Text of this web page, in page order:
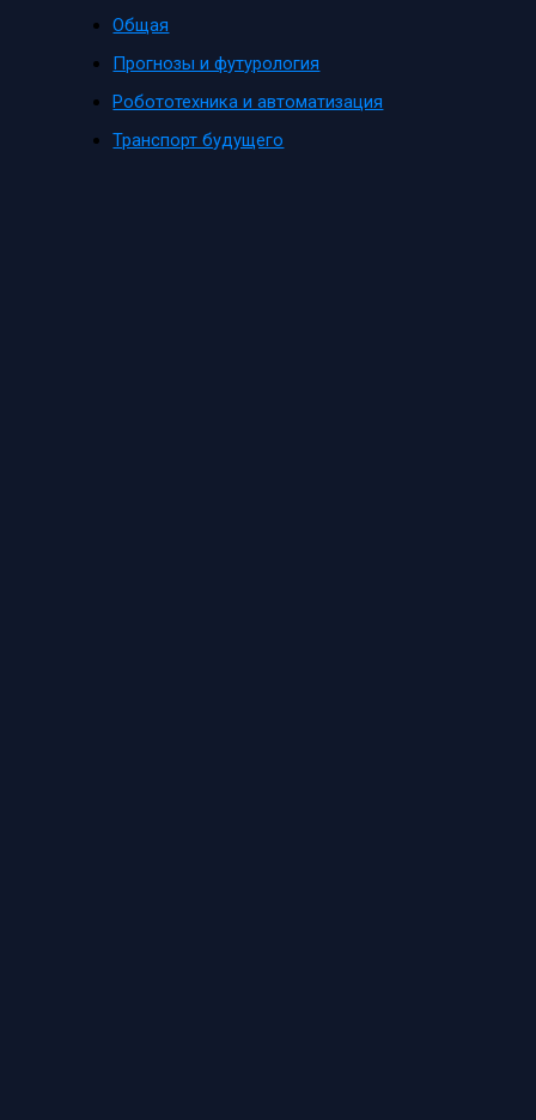
Общая
Прогнозы и футурология
Робототехника и автоматизация
Транспорт будущего